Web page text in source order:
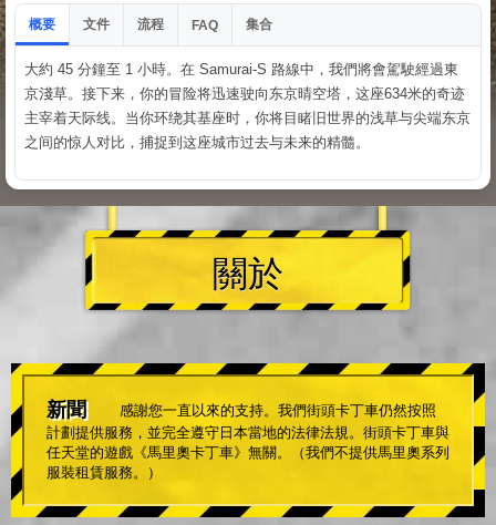
概要 文件 流程 FAQ 集合
大約 45 分鐘至 1 小時。在 Samurai-S 路線中，我們將會駕駛經過東
京淺草。接下来，你的冒险将迅速驶向东京晴空塔，这座634米的奇迹
主宰着天际线。当你环绕其基座时，你将目睹旧世界的浅草与尖端东京
之间的惊人对比，捕捉到这座城市过去与未来的精髓。
關於
新聞
感謝您一直以來的支持。我們街頭卡丁車仍然按照
計劃提供服務，並完全遵守日本當地的法律法規。街頭卡丁車與
任天堂的遊戲《馬里奧卡丁車》無關。（我們不提供馬里奧系列
服裝租賃服務。）